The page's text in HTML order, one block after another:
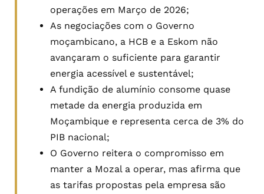
operações em Março de 2026;
As negociações com o Governo
moçambicano, a HCB e a Eskom não
avançaram o suficiente para garantir
energia acessível e sustentável;
A fundição de alumínio consome quase
metade da energia produzida em
Moçambique e representa cerca de 3% do
PIB nacional;
O Governo reitera o compromisso em
manter a Mozal a operar, mas afirma que
as tarifas propostas pela empresa são